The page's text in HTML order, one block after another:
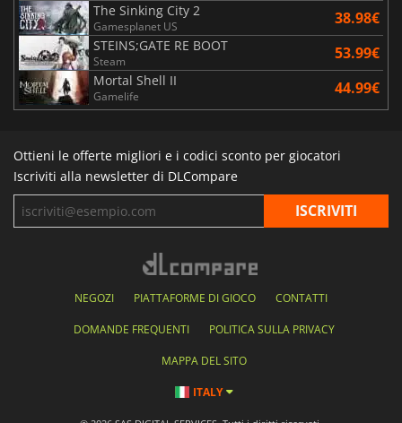
The Sinking City 2
Gamesplanet US 38.98€
STEINS;GATE RE BOOT
Steam 53.99€
Mortal Shell II
Gamelife 44.99€
Ottieni le offerte migliori e i codici sconto per giocatori
Iscriviti alla newsletter di DLCompare
NEGOZI PIATTAFORME DI GIOCO CONTATTI
DOMANDE FREQUENTI POLITICA SULLA PRIVACY
MAPPA DEL SITO
ITALY